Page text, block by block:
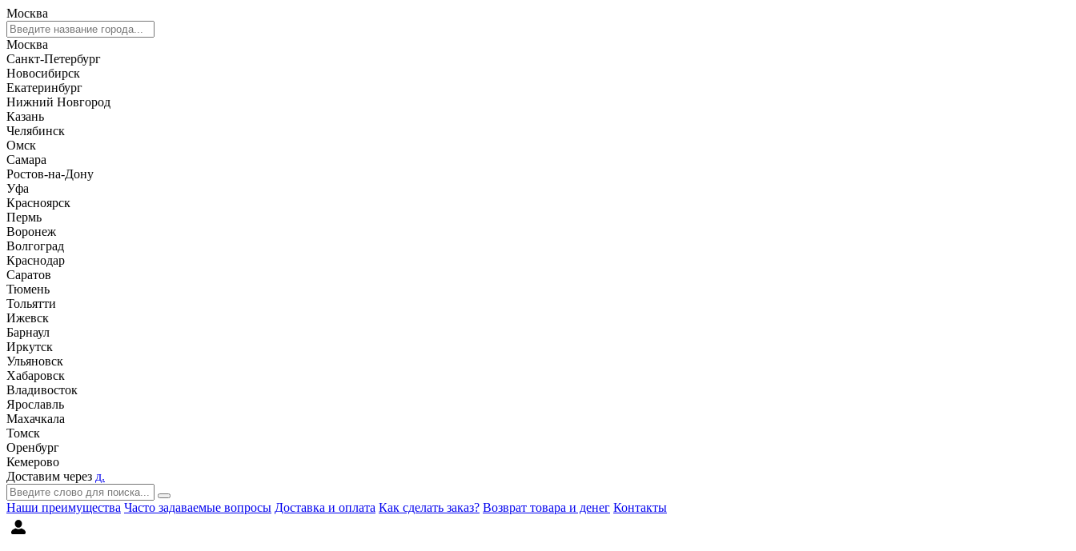
Москва
Москва
Санкт-Петербург
Новосибирск
Екатеринбург
Нижний Новгород
Казань
Челябинск
Омск
Самара
Ростов-на-Дону
Уфа
Красноярск
Пермь
Воронеж
Волгоград
Краснодар
Саратов
Тюмень
Тольятти
Ижевск
Барнаул
Иркутск
Ульяновск
Хабаровск
Владивосток
Ярославль
Махачкала
Томск
Оренбург
Кемерово
Доставим через д.
Наши преимущества Часто задаваемые вопросы Доставка и оплата Как сделать заказ? Возврат товара и денег Контакты